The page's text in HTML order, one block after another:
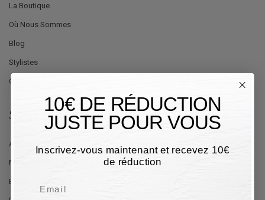
La Boutique
Où Nous Sommes
Blog
Stylistes
Offres
Service Client
Aide et Contacts
Moyens de paiement
Expédition et Livraison
10€ DE RÉDUCTION
JUSTE POUR VOUS
Inscrivez-vous maintenant et recevez 10€
de réduction